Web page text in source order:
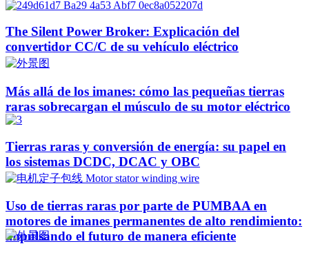
The Silent Power Broker: Explicación del
convertidor CC/C de su vehículo eléctrico
Más allá de los imanes: cómo las pequeñas tierras
raras sobrecargan el músculo de su motor eléctrico
Tierras raras y conversión de energía: su papel en
los sistemas DCDC, DCAC y OBC
Uso de tierras raras por parte de PUMBAA en
motores de imanes permanentes de alto rendimiento:
impulsando el futuro de manera eficiente